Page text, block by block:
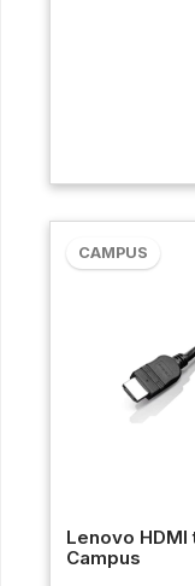
CAMPUS
Lenovo
Campus